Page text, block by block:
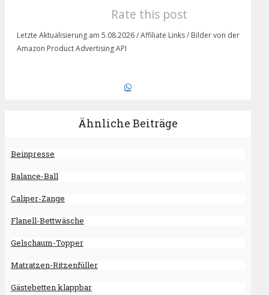
Rate this post
Letzte Aktualisierung am 5.08.2026 / Affiliate Links / Bilder von der
Amazon Product Advertising API
Ähnliche Beiträge
Beinpresse
Balance-Ball
Caliper-Zange
Flanell-Bettwäsche
Gelschaum-Topper
Matratzen-Ritzenfüller
Gästebetten klappbar